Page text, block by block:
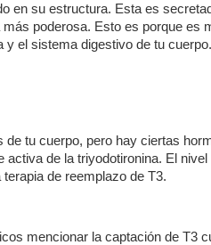
en su estructura. Esta es
poderosa. Esto es porque es
y el sistema digestivo de tu cuerpo.
tu cuerpo, pero hay ciertas
de la triyodotironina. El
de reemplazo de T3.
mencionar la captación de T3